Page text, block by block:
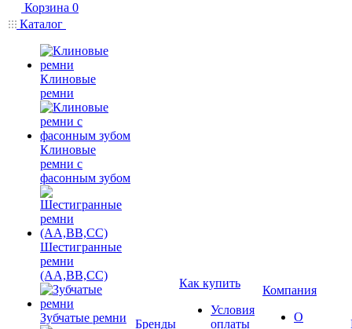
Корзина 0
Каталог
Клиновые
ремни
Клиновые
ремни с
фасонным зубом
Шестигранные
ремни
(AA,BB,CC)
Зубчатые ремни Бренды
Как купить
Условия
оплаты
Компания
О